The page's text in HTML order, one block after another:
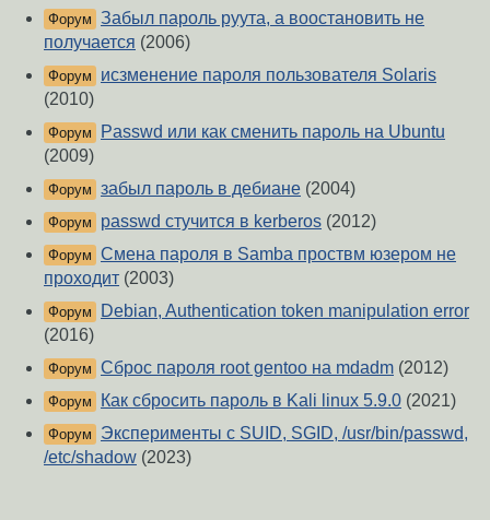
Форум Забыл пароль руута, а воостановить не
получается (2006)
Форум
исзменение пароля пользователя Solaris
(2010)
Форум
Passwd или как сменить пароль на Ubuntu
(2009)
Форум забыл пароль в дебиане (2004)
Форум passwd стучится в kerberos (2012)
Форум Смена пароля в Samba проствм юзером не
проходит (2003)
Форум
Debian, Authentication token manipulation error
(2016)
Форум Сброс пароля root gentoo на mdadm (2012)
Форум Как сбросить пароль в Kali linux 5.9.0 (2021)
Форум
Эксперименты с SUID, SGID, /usr/bin/passwd,
/etc/shadow (2023)